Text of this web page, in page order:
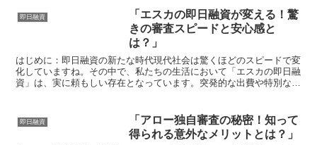
即日融資
「エスカの即日融資が変える！驚
きの審査スピードと安心感と
は？」
はじめに：即日融資の新たな時代現代社会は驚くほどのスピードで変
化していますね。その中で、私たちの生活において「エスカの即日融
資」は、実に頼もしい存在となっています。突発的な出費や特別なイ
即日融資
「アロー独自審査の秘密！知って
得られる意外なメリットとは？」